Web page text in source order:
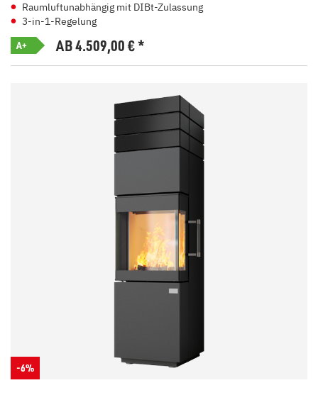
Raumluftunabhängig mit DIBt-Zulassung
3-in-1-Regelung
A+ AB 4.509,00€*
-6%